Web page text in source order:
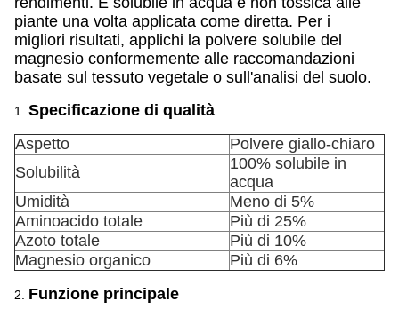
piante una volta applicata come diretta. Per i
migliori risultati, applichi la polvere solubile del
magnesio conformemente alle raccomandazioni
basate sul tessuto vegetale o sull'analisi del suolo.
1. Specificazione di qualità
Aspetto
Polvere giallo-chiaro
Solubilità
100% solubile in
acqua
Umidità
Meno di 5%
Aminoacido totale
Più di 25%
Azoto totale
Più di 10%
Magnesio organico
Più di 6%
2. Funzione principale